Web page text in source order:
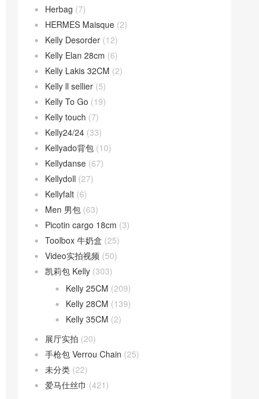
Herbag (7)
HERMES Maisque (2)
Kelly Desorder (12)
Kelly Elan 28cm (6)
Kelly Lakis 32CM (2)
Kelly ll sellier (5)
Kelly To Go (19)
Kelly touch (7)
Kelly24/24 (33)
Kellyado背包 (10)
Kellydanse (67)
Kellydoll (27)
Kellyfalt (6)
Men 男包 (63)
Picotin cargo 18cm (3)
Toolbox 牛奶盒 (25)
Video实拍视频 (50)
凯莉包 Kelly (303)
Kelly 25CM (209)
Kelly 28CM (139)
Kelly 35CM (2)
展厅实拍 (20)
手枪包 Verrou Chain (25)
未分类 (22)
爱马仕丝巾 (421)